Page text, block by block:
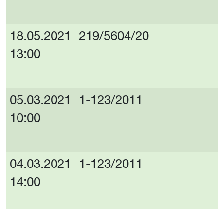
18.05.2021
13:00
219/5604/20
05.03.2021
10:00
1-123/2011
04.03.2021
14:00
1-123/2011